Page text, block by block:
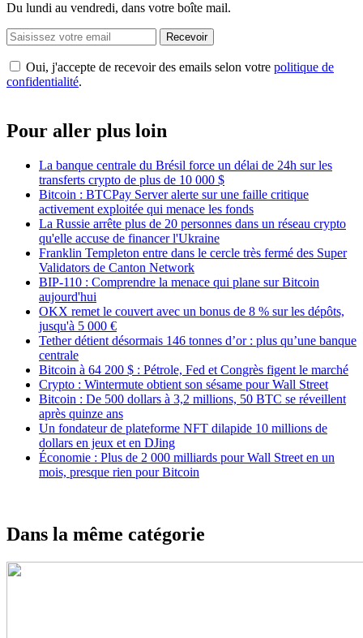
Du lundi au vendredi, dans votre boîte mail.
Recevoir
Oui, j'accepte de recevoir des emails selon votre politique de
confidentialité.
Pour aller plus loin
La banque centrale du Brésil force un délai de 24h sur les
transferts crypto de plus de 10 000 $
Bitcoin : BTCPay Server alerte sur une faille critique
activement exploitée qui menace les fonds
La Russie arrête plus de 20 personnes dans un réseau crypto
qu'elle accuse de financer l'Ukraine
Franklin Templeton entre dans le cercle très fermé des Super
Validators de Canton Network
BIP-110 : Comprendre la menace qui plane sur Bitcoin
aujourd'hui
OKX remet le couvert avec un bonus de 8 % sur les dépôts,
jusqu'à 5 000 €
Tether détient désormais 146 tonnes d’or : plus qu’une banque
centrale
Bitcoin à 64 200 $ : Pétrole, Fed et Congrès figent le marché
Crypto : Wintermute obtient son sésame pour Wall Street
Bitcoin : De 500 dollars à 3,2 millions, 50 BTC se réveillent
après quinze ans
Un fondateur de plateforme NFT dilapide 10 millions de
dollars en jeux et en DJing
Économie : Plus de 2 000 milliards pour Wall Street en un
mois, presque rien pour Bitcoin
Dans la même catégorie